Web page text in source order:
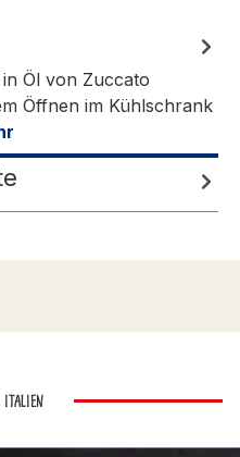
Öl von Zuccato
Öffnen im Kühlschrank